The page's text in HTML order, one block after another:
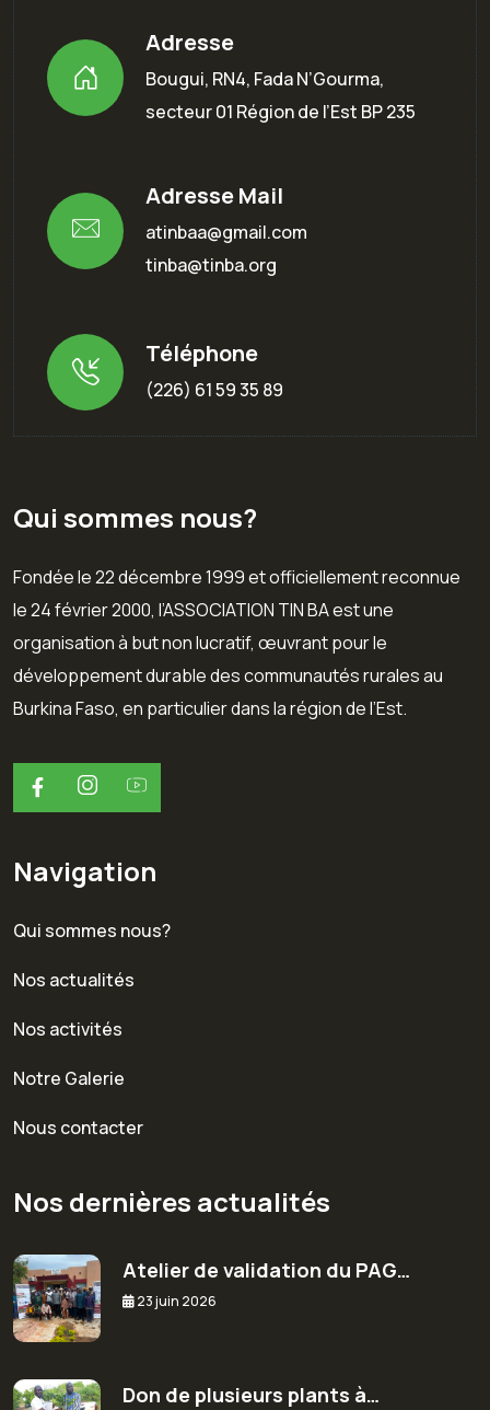
Adresse
Bougui, RN4, Fada N’Gourma,
secteur 01 Région de l’Est BP 235
Adresse Mail
atinbaa@gmail.com
tinba@tinba.org
Téléphone
(226) 61 59 35 89
Qui sommes nous?
Fondée le 22 décembre 1999 et officiellement reconnue
le 24 février 2000, l’ASSOCIATION TIN BA est une
organisation à but non lucratif, œuvrant pour le
développement durable des communautés rurales au
Burkina Faso, en particulier dans la région de l’Est.
Navigation
Qui sommes nous?
Nos actualités
Nos activités
Notre Galerie
Nous contacter
Nos dernières actualités
Atelier de validation du PAG…
23 juin 2026
Don de plusieurs plants à…